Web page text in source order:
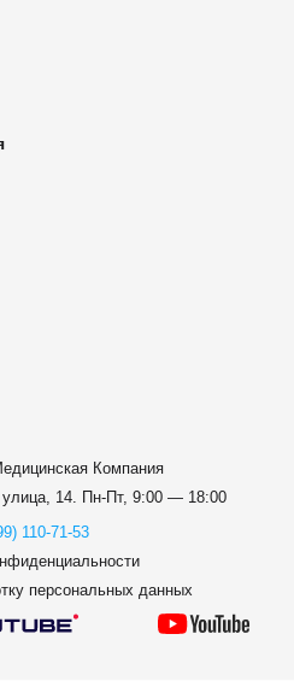
Компания
14. Пн-Пт, 9:00 — 18:00
110-71-53
персональных данных